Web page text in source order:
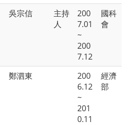
吳宗信
主持
人
200
7.01
~
200
7.12
國科
會
鄭泗東
200
6.12
~
201
0.11
經濟
部